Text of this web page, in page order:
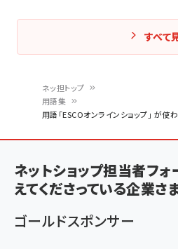
ン
く
ず
ネッ担トップ
用語集
用語「ESCOオンラインショップ」 が
すべて
ネットショップ担当者フ
えてくださっている企業さ
ゴールドスポンサー